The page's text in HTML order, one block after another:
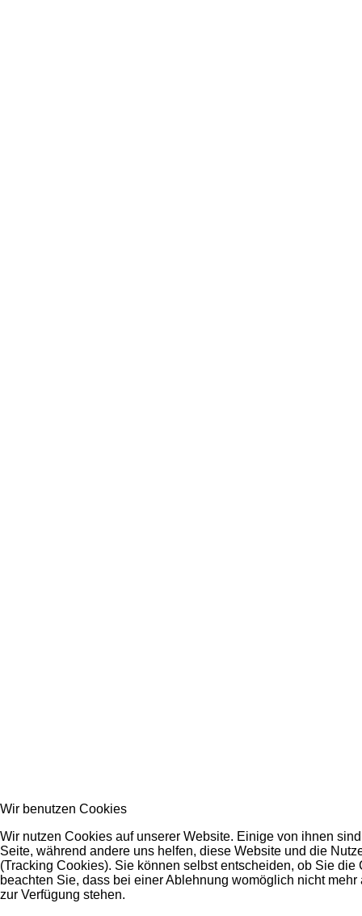
Wir benutzen Cookies
Wir nutzen Cookies auf unserer Website. Einige von ihnen
Seite, während andere uns helfen, diese Website und die
(Tracking Cookies). Sie können selbst entscheiden, ob Sie
beachten Sie, dass bei einer Ablehnung womöglich nicht
zur Verfügung stehen.